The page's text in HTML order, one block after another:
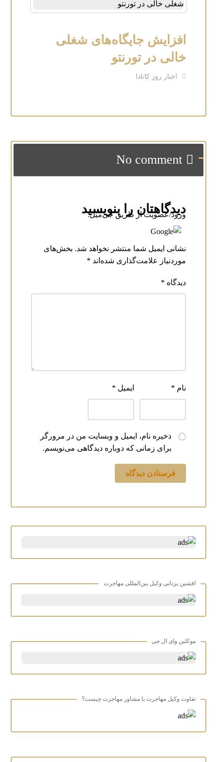
افزایش جایگاه‌های شغلی
خالی در تورنتو
اخبار روز کانادا
No comment
دیدگاهتان را بنویسید
ورود/عضویت از طریق جی‌میل:
نشانی ایمیل شما منتشر نخواهد شد. بخش‌های
موردنیاز علامت‌گذاری شده‌اند *
دیدگاه *
نام * ایمیل *
ذخیره نام، ایمیل و وبسایت من در مرورگر
برای زمانی که دوباره دیدگاهی می‌نویسم.
افشین یزدانی وکیل بین‌المللی مهاجرت
موکلین وای ال جی
تفاوت وکیل مهاجرت با مشاور مهاجرت چیست؟